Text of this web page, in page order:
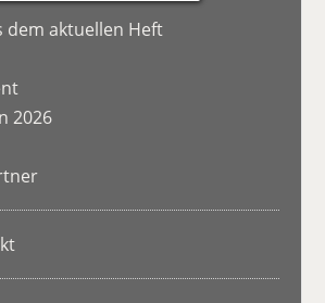
dem aktuellen Heft
2026